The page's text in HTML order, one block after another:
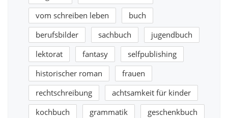
vom schreiben leben
buch
berufsbilder
sachbuch
jugendbuch
lektorat
fantasy
selfpublishing
historischer roman
frauen
rechtschreibung
achtsamkeit für kinder
kochbuch
grammatik
geschenkbuch